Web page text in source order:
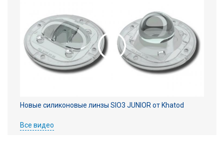
Новые силиконовые линзы SIO3 JUNIOR от Khatod
Все видео